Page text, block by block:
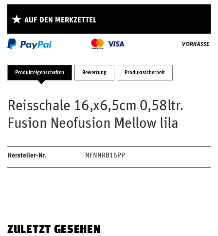
AUF DEN MERKZETTEL
Produkteigenschaften Bewertung Produktsicherheit
Reisschale 16,x6,5cm 0,58ltr.
Fusion Neofusion Mellow lila
Hersteller-Nr. NFNNRB16PP
ZULETZT GESEHEN